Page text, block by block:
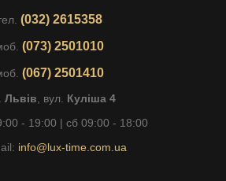
(032) 2615358
(073) 2501010
(067) 2501410
Львів , вул. Куліша 4
- 19:00 | сб 09:00 - 18:00
info@lux-time.com.ua